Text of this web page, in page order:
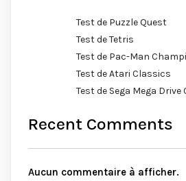
Test de Puzzle Quest
Test de Tetris
Test de Pac-Man
Test de Atari Classics
Test de Sega Mega
Recent Comments
Aucun commentaire à afficher.